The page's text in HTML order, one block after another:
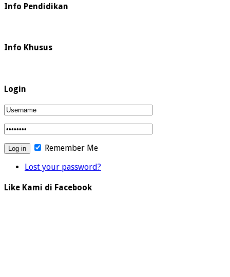
Info Pendidikan
Info Khusus
Login
Remember Me
Lost your password?
Like Kami di Facebook